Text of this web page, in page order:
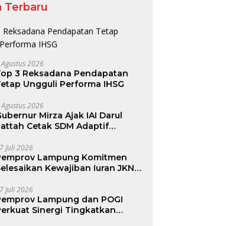
Terbaru
2026
3 Reksadana Pendapatan
Ungguli Performa IHSG
Agustus 2026
Mirza Ajak IAI Darul
Cetak SDM Adaptif
Juli 2026
Lampung Komitmen
Kewajiban Iuran JKN
BPJS Kesehatan
Juli 2026
Lampung dan POGI
Sinergi Tingkatkan